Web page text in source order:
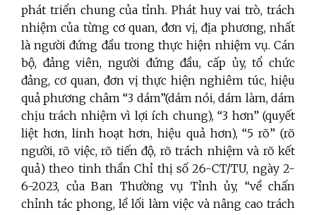
phát triển chung của tỉnh. Phát huy vai trò, trách
nhiệm của từng cơ quan, đơn vị, địa phương, nhất
là người đứng đầu trong thực hiện nhiệm vụ. Cán
bộ, đảng viên, người đứng đầu, cấp ủy, tổ chức
đảng, cơ quan, đơn vị thực hiện nghiêm túc, hiệu
quả phương châm “3 dám”(dám nói, dám làm, dám
chịu trách nhiệm vì lợi ích chung), “3 hơn” (quyết
liệt hơn, linh hoạt hơn, hiệu quả hơn), “5 rõ” (rõ
người, rõ việc, rõ tiến độ, rõ trách nhiệm và rõ kết
quả) theo tinh thần Chỉ thị số 26-CT/TU, ngày 2-
6-2023, của Ban Thường vụ Tỉnh ủy, “về chấn
chỉnh tác phong, lề lối làm việc và nâng cao trách